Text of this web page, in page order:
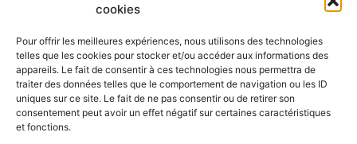
cookies
Pour offrir les meilleures expériences, nous utilisons des technologies
telles que les cookies pour stocker et/ou accéder aux informations des
appareils. Le fait de consentir à ces technologies nous permettra de
traiter des données telles que le comportement de navigation ou les ID
uniques sur ce site. Le fait de ne pas consentir ou de retirer son
consentement peut avoir un effet négatif sur certaines caractéristiques
et fonctions.
N
e
w
s
p
i
n
k
e
o
u
t
u
RECEVOIR L'ACTU DE LA FILIÈRE
Retrouvez tous les mois les articles terrain de nos adhérents, les
rendez-vous importants de la filière, nos offres de stages et